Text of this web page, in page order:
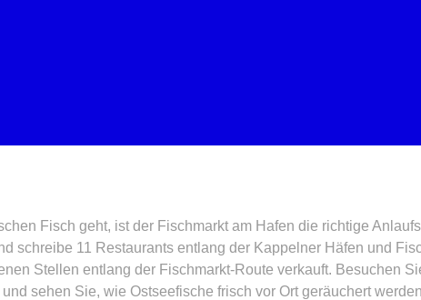
Fisch geht, ist der Fischmarkt am Hafen die richtige
schreibe 11 Restaurants entlang der Kappelner Häfen und
Stellen entlang der Fischmarkt-Route verkauft. Besuchen
sehen Sie, wie Ostseefische frisch vor Ort geräuchert